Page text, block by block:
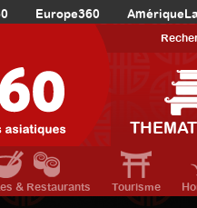
Europe360
& Restaurants Tourisme